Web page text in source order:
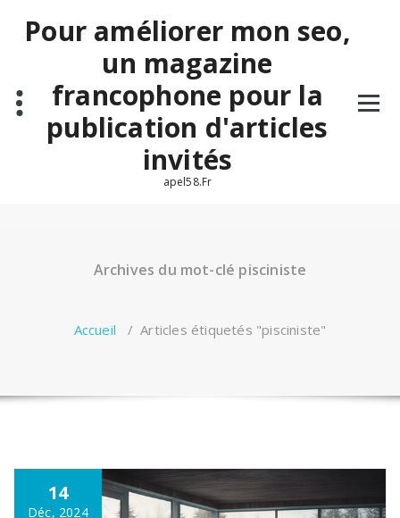
contenuPour améliorer mon seo,
un magazine
francophone pour la
publication d'articles
invités
apel58.Fr
Archives du mot-clé pisciniste
Accueil /Articles étiquetés "pisciniste"
14
Déc, 2024